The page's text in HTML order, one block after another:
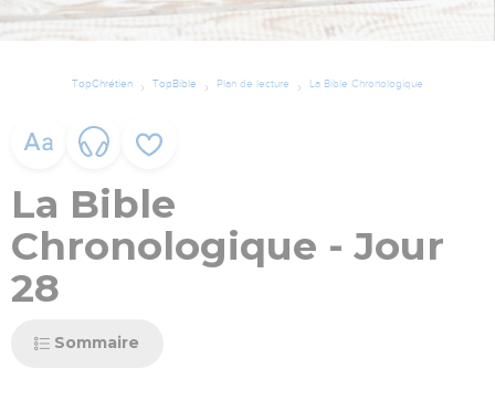
TopChrétien TopBible Plan de lecture La Bible Chronologique
La Bible
Chronologique - Jour
28
Sommaire